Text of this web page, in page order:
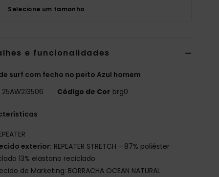
Selecione um tamanho
e funcionalidades
surf com fecho no peito Azul homem
25AW213506 Código de Cor brg0
exterior: REPEATER STRETCH - 87% poliéster
13% elastano reciclado
de Marketing: BORRACHA OCEAN NATURAL